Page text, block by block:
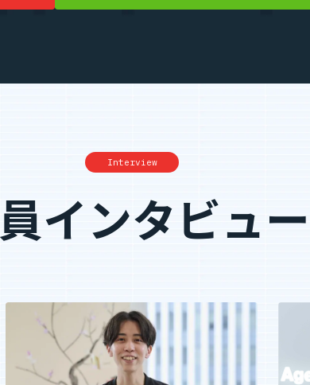
Interview
インタビュー